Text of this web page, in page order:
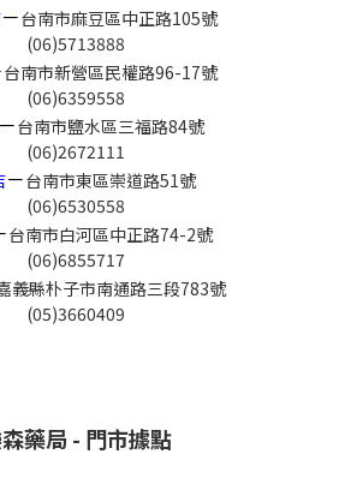
－台南市麻豆區中正路105號
(06)5713888
台南市新營區民權路96-17號
(06)6359558
－台南市鹽水區三福路84號
(06)2672111
－台南市東區崇道路51號
(06)6530558
台南市白河區中正路74-2號
(06)6855717
義縣朴子市南通路三段783號
(05)3660409
藥局 - 門市據點